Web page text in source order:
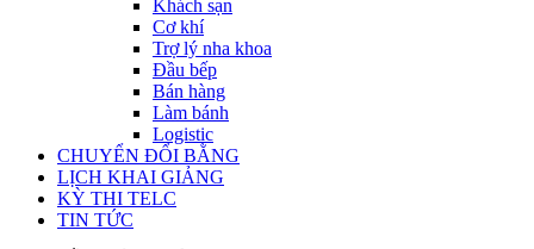
Khách sạn
Cơ khí
Trợ lý nha khoa
Đầu bếp
Bán hàng
Làm bánh
Logistic
CHUYỂN ĐỔI BẰNG
LỊCH KHAI GIẢNG
KỲ THI TELC
TIN TỨC